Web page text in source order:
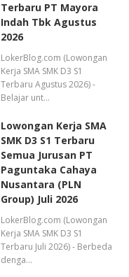
Terbaru PT Mayora
Indah Tbk Agustus
2026
LokerBlog.com (Lowongan
Kerja SMA SMK D3 S1
Terbaru Agustus 2026) -
Belajar unt…
Lowongan Kerja SMA
SMK D3 S1 Terbaru
Semua Jurusan PT
Paguntaka Cahaya
Nusantara (PLN
Group) Juli 2026
LokerBlog.com (Lowongan
Kerja SMA SMK D3 S1
Terbaru Juli 2026) - Berbeda
denga…